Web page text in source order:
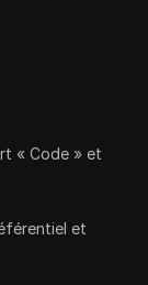
« Code » et
et